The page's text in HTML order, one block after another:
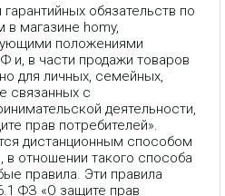
обязательств по
магазине homy,
положениями
и, в части продажи товаров
для личных, семейных,
связанных с
деятельности,
прав потребителей».
дистанционным способом
отношении такого способа
правила. Эти правила
ФЗ «О защите прав